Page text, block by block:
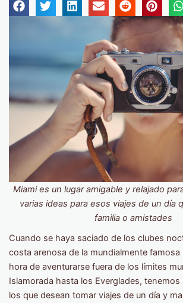
Miami es un lugar amigable y relajado
varias ideas para esos viajes de un día
familia o amistades
Cuando se haya saciado de los clubes
costa arenosa de la mundialmente famosa
hora de aventurarse fuera de los límites
Islamorada hasta los Everglades,
los que desean tomar viajes de un día y